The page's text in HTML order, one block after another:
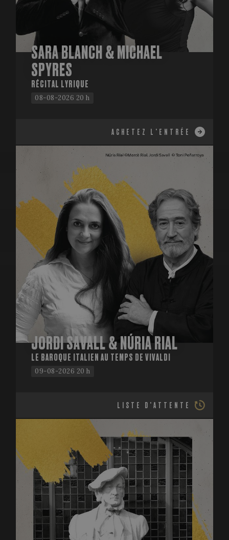
SARA BLANCH & MICHAEL
SPYRES
RÉCITAL LYRIQUE
08-08-2026 20 h
ACHETEZ L'ENTRÉE
JORDI SAVALL & NÚRIA RIAL
LE BAROQUE ITALIEN AU TEMPS DE VIVALDI
09-08-2026 20 h
LISTE D'ATTENTE